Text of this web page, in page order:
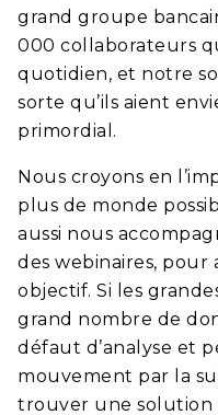
grand groupe
000 collaborateurs
quotidien, et notre
sorte qu’ils aient
primordial.
Nous croyons en
plus de monde
aussi nous
des webinaires,
objectif. Si les
grand nombre de
défaut d’analyse et
mouvement par la
trouver une solution